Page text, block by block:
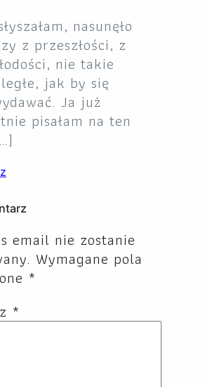
nasunęło
z przeszłości, z
nie takie
jak by się
Ja już
pisałam na ten
email nie zostanie
Wymagane pola
*
*